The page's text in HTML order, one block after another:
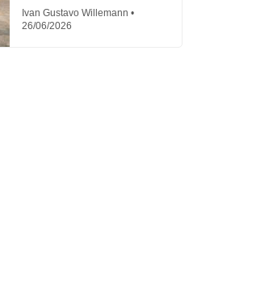
criticada
Ivan Gustavo Willemann
26/06/2026